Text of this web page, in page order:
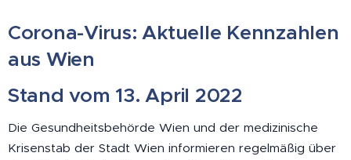
Corona-Virus: Aktuelle Kennzahlen
aus Wien
Stand vom 13. April 2022
Die Gesundheitsbehörde Wien und der medizinische
Krisenstab der Stadt Wien informieren regelmäßig über